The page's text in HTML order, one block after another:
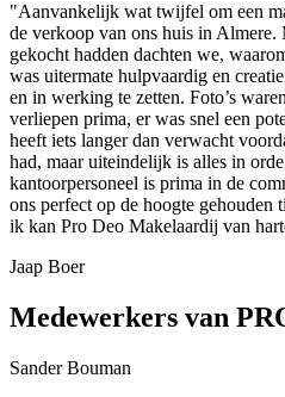
"Aanvankelijk wat twijfel om een
de verkoop van ons huis in Almere.
gekocht hadden dachten we,
was uitermate hulpvaardig en
en in werking te zetten. Foto’s
verliepen prima, er was snel een
heeft iets langer dan verwacht
had, maar uiteindelijk is alles in
kantoorpersoneel is prima in de
ons perfect op de hoogte gehouden
ik kan Pro Deo Makelaardij van
Jaap Boer
Medewerkers van
Sander Bouman